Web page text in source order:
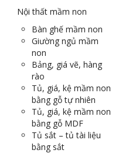
Nội thất mầm non
Bàn ghế mầm non
Giường ngủ mầm
non
Bảng, giá vẽ, hàng
rào
Tủ, giá, kệ mầm non
bằng gỗ tự nhiên
Tủ, giá, kệ mầm non
bằng gỗ MDF
Tủ sắt – tủ tài liệu
bằng sắt